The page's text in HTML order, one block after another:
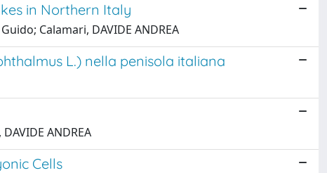
in Northern Italy
Calamari, DAVIDE ANDREA
L.) nella penisola italiana
ANDREA
Cells